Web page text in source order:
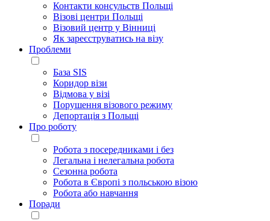
Контакти консульств Польщі
Візові центри Польщі
Візовий центр у Вінниці
Як зареєструватись на візу
Проблеми
База SIS
Коридор візи
Відмова у візі
Порушення візового режиму
Депортація з Польщі
Про роботу
Робота з посередниками і без
Легальна і нелегальна робота
Сезонна робота
Робота в Європі з польською візою
Робота або навчання
Поради